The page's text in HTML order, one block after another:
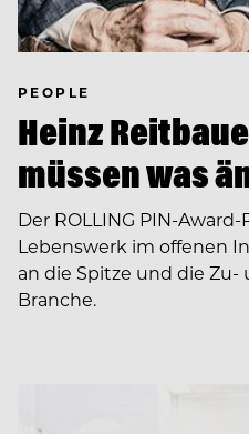
PEOPLE
Heinz
müssen was
Der ROLLING PIN-
Lebenswerk im offenen
an die Spitze und die Zu-
Branche.